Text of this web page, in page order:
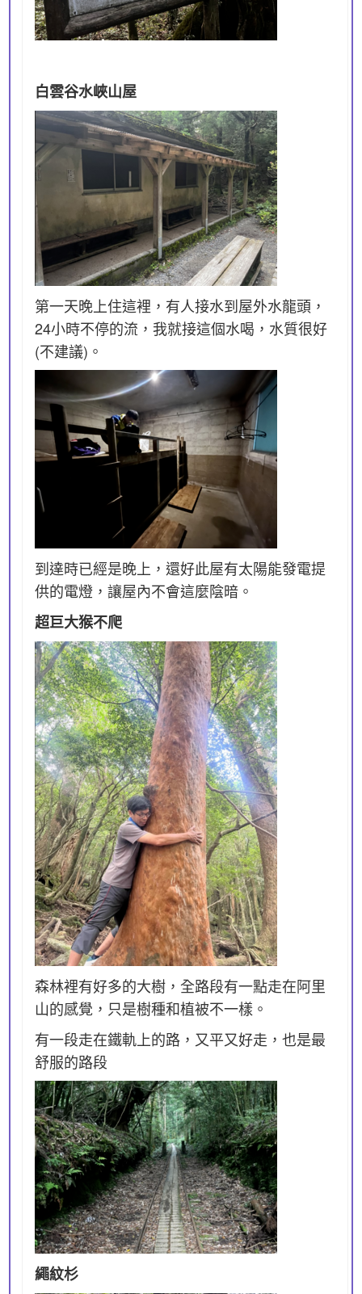
白雲谷水峽山屋
第一天晚上住這裡，有人接水到屋外水龍頭，
24小時不停的流，我就接這個水喝，水質很好
(不建議)。
到達時已經是晚上，還好此屋有太陽能發電提
供的電燈，讓屋內不會這麼陰暗。
超巨大猴不爬
森林裡有好多的大樹，全路段有一點走在阿里
山的感覺，只是樹種和植被不一樣。
有一段走在鐵軌上的路，又平又好走，也是最
舒服的路段
繩紋杉